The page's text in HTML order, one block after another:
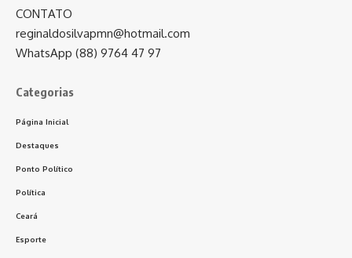
CONTATO
reginaldosilvapmn@hotmail.com
WhatsApp (88) 9764 47 97
Categorias
Página Inicial
Destaques
Ponto Político
Política
Ceará
Esporte